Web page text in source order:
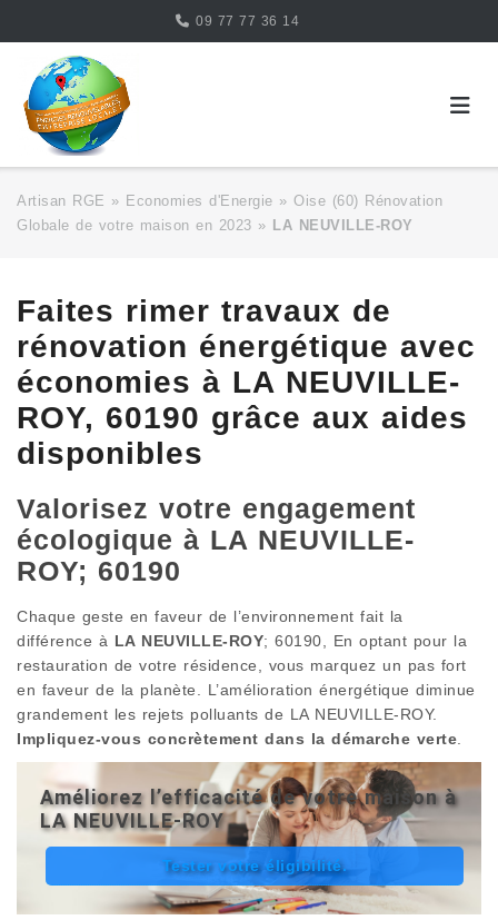
content
09 77 77 36 14
Artisan RGE » Economies d'Energie » Oise (60) Rénovation
Globale de votre maison en 2023 » LA NEUVILLE-ROY
Faites rimer travaux de
rénovation énergétique avec
économies à LA NEUVILLE-
ROY, 60190 grâce aux aides
disponibles
Valorisez votre engagement
écologique à LA NEUVILLE-
ROY; 60190
Chaque geste en faveur de l’environnement fait la
différence à LA NEUVILLE-ROY; 60190, En optant pour la
restauration de votre résidence, vous marquez un pas fort
en faveur de la planète. L’amélioration énergétique diminue
grandement les rejets polluants de LA NEUVILLE-ROY.
Impliquez-vous concrètement dans la démarche verte
Améliorez l’efficacité de votre maison à
LA NEUVILLE-ROY
Tester votre éligibilité.